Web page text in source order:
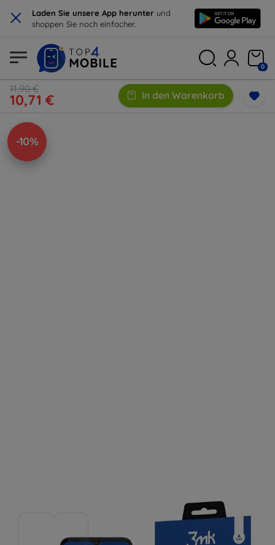
× Laden Sie unsere App herunter und
shoppen Sie noch einfacher.
0
11,90 €
10,71 € In den Warenkorb
-10%